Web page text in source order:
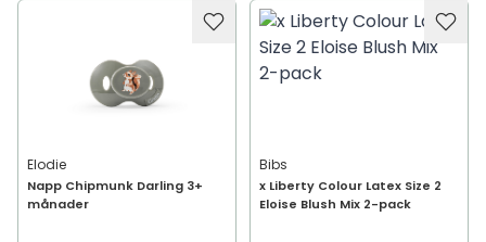
Elodie
Napp Chipmunk Darling 3+
månader
Bibs
x Liberty Colour Latex Size 2
Eloise Blush Mix 2-pack